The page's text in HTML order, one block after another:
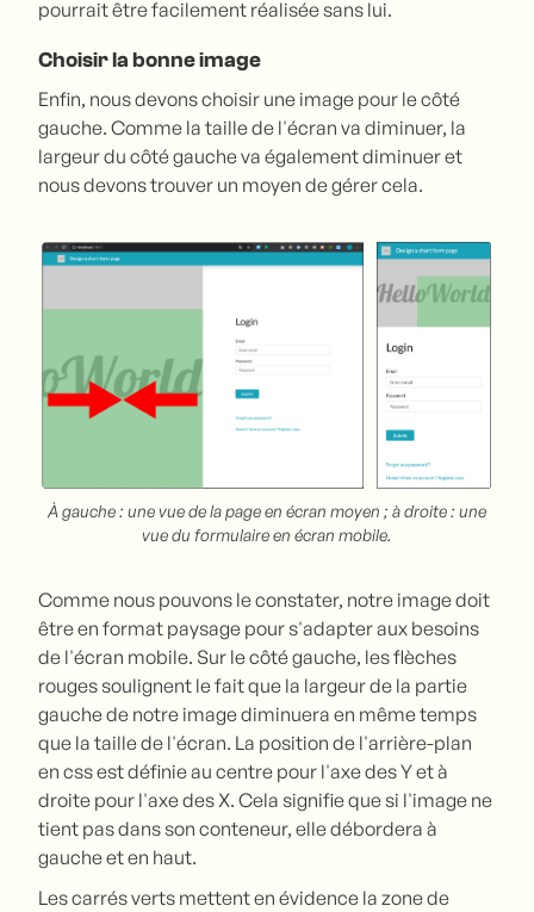
pourrait être facilement réalisée sans lui.
Choisir la bonne image
Enfin, nous devons choisir une image pour le côté
gauche. Comme la taille de l'écran va diminuer, la
largeur du côté gauche va également diminuer et
nous devons trouver un moyen de gérer cela.
À gauche : une vue de la page en écran moyen ; à droite : une
vue du formulaire en écran mobile.
Comme nous pouvons le constater, notre image doit
être en format paysage pour s'adapter aux besoins
de l'écran mobile. Sur le côté gauche, les flèches
rouges soulignent le fait que la largeur de la partie
gauche de notre image diminuera en même temps
que la taille de l'écran. La position de l'arrière-plan
en css est définie au centre pour l'axe des Y et à
droite pour l'axe des X. Cela signifie que si l'image ne
tient pas dans son conteneur, elle débordera à
gauche et en haut.
Les carrés verts mettent en évidence la zone de